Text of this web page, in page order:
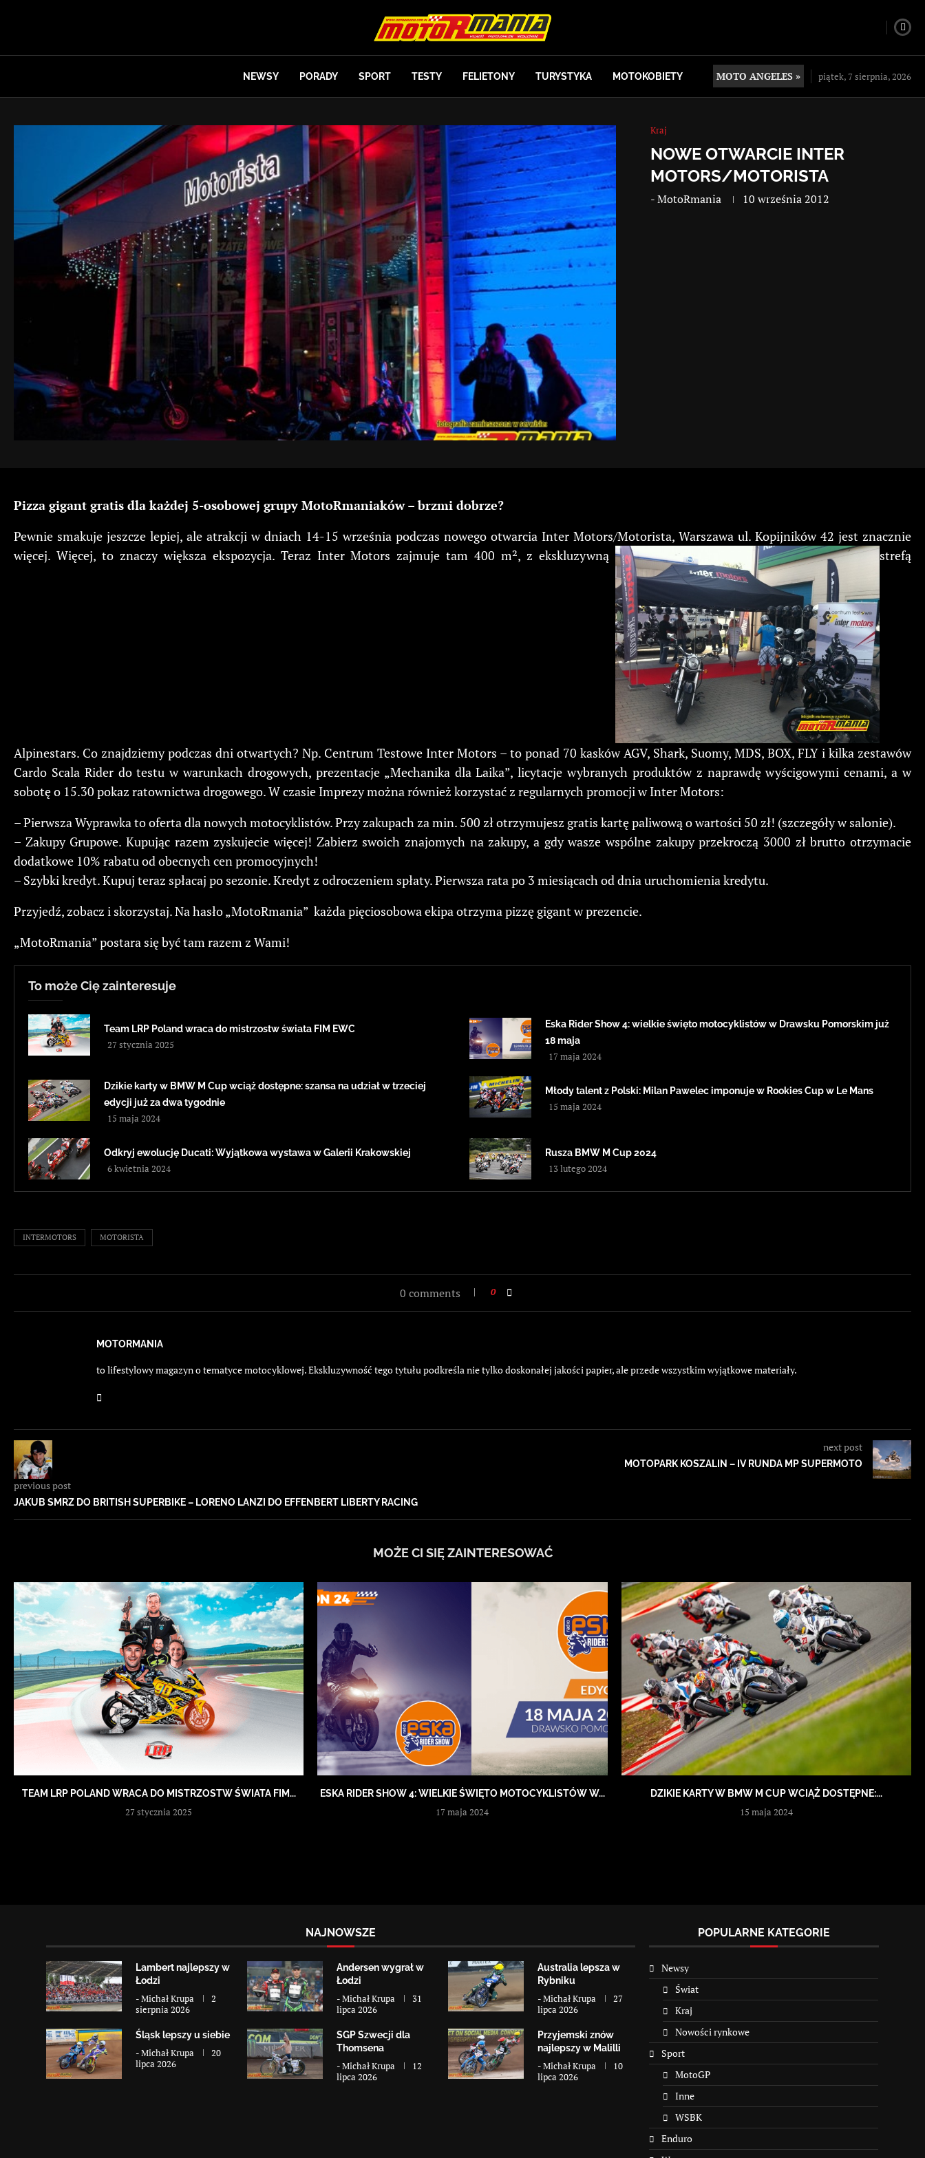
NEWSY PORADY SPORT TESTY FELIETONY TURYSTYKA MOTOKOBIETY MOTO ANGELES » piątek, 7 sierpnia, 2026
Kraj
NOWE OTWARCIE INTER
MOTORS/MOTORISTA
-MotoRmania 10 września 2012
Pizza gigant gratis dla każdej 5-osobowej grupy MotoRmaniaków – brzmi dobrze?
Pewnie smakuje jeszcze lepiej, ale atrakcji w dniach 14-15 września podczas nowego otwarcia Inter Motors/Motorista, Warszawa ul. Kopijników 42 jest znacznie
więcej. Więcej, to znaczy większa ekspozycja. Teraz Inter Motors zajmuje tam 400 m², z ekskluzywną
strefą
Alpinestars. Co znajdziemy podczas dni otwartych? Np. Centrum Testowe Inter Motors – to ponad 70 kasków AGV, Shark, Suomy, MDS, BOX, FLY i kilka zestawów
Cardo Scala Rider do testu w warunkach drogowych, prezentacje „Mechanika dla Laika”, licytacje wybranych produktów z naprawdę wyścigowymi cenami, a w
sobotę o 15.30 pokaz ratownictwa drogowego. W czasie Imprezy można również korzystać z regularnych promocji w Inter Motors:
– Pierwsza Wyprawka to oferta dla nowych motocyklistów. Przy zakupach za min. 500 zł otrzymujesz gratis kartę paliwową o wartości 50 zł! (szczegóły w salonie).
– Zakupy Grupowe. Kupując razem zyskujecie więcej! Zabierz swoich znajomych na zakupy, a gdy wasze wspólne zakupy przekroczą 3000 zł brutto otrzymacie
dodatkowe 10% rabatu od obecnych cen promocyjnych!
– Szybki kredyt. Kupuj teraz spłacaj po sezonie. Kredyt z odroczeniem spłaty. Pierwsza rata po 3 miesiącach od dnia uruchomienia kredytu.
Przyjedź, zobacz i skorzystaj. Na hasło „MotoRmania” każda pięciosobowa ekipa otrzyma pizzę gigant w prezencie.
„MotoRmania” postara się być tam razem z Wami!
To może Cię zainteresuje
Team LRP Poland wraca do mistrzostw świata FIM EWC
27 stycznia 2025
Eska Rider Show 4: wielkie święto motocyklistów w Drawsku Pomorskim już
18 maja
17 maja 2024
Dzikie karty w BMW M Cup wciąż dostępne: szansa na udział w trzeciej
edycji już za dwa tygodnie
15 maja 2024
Młody talent z Polski: Milan Pawelec imponuje w Rookies Cup w Le Mans
15 maja 2024
Odkryj ewolucję Ducati: Wyjątkowa wystawa w Galerii Krakowskiej
6 kwietnia 2024
Rusza BMW M Cup 2024
13 lutego 2024
INTERMOTORS MOTORISTA
0 comments 0
MOTORMANIA
to lifestylowy magazyn o tematyce motocyklowej. Ekskluzywność tego tytułu podkreśla nie tylko doskonałej jakości papier, ale przede wszystkim wyjątkowe materiały.
previous post
JAKUB SMRZ DO BRITISH SUPERBIKE – LORENO LANZI DO EFFENBERT LIBERTY RACING
next post
MOTOPARK KOSZALIN – IV RUNDA MP SUPERMOTO
MOŻE CI SIĘ ZAINTERESOWAĆ
TEAM LRP POLAND WRACA DO MISTRZOSTW ŚWIATA FIM...
27 stycznia 2025
ESKA RIDER SHOW 4: WIELKIE ŚWIĘTO MOTOCYKLISTÓW W...
17 maja 2024
DZIKIE KARTY W BMW M CUP WCIĄŻ DOSTĘPNE:...
15 maja 2024
NAJNOWSZE
Lambert najlepszy w
Łodzi
-Michał Krupa
2
sierpnia 2026
Andersen wygrał w
Łodzi
-Michał Krupa
31
lipca 2026
Australia lepsza w
Rybniku
-Michał Krupa
27
lipca 2026
Śląsk lepszy u siebie
-Michał Krupa
20
lipca 2026
SGP Szwecji dla
Thomsena
-Michał Krupa
12
lipca 2026
Przyjemski znów
najlepszy w Malilli
-Michał Krupa
10
lipca 2026
POPULARNE KATEGORIE
Newsy
Świat
Kraj
Nowości rynkowe
Sport
MotoGP
Inne
WSBK
Enduro